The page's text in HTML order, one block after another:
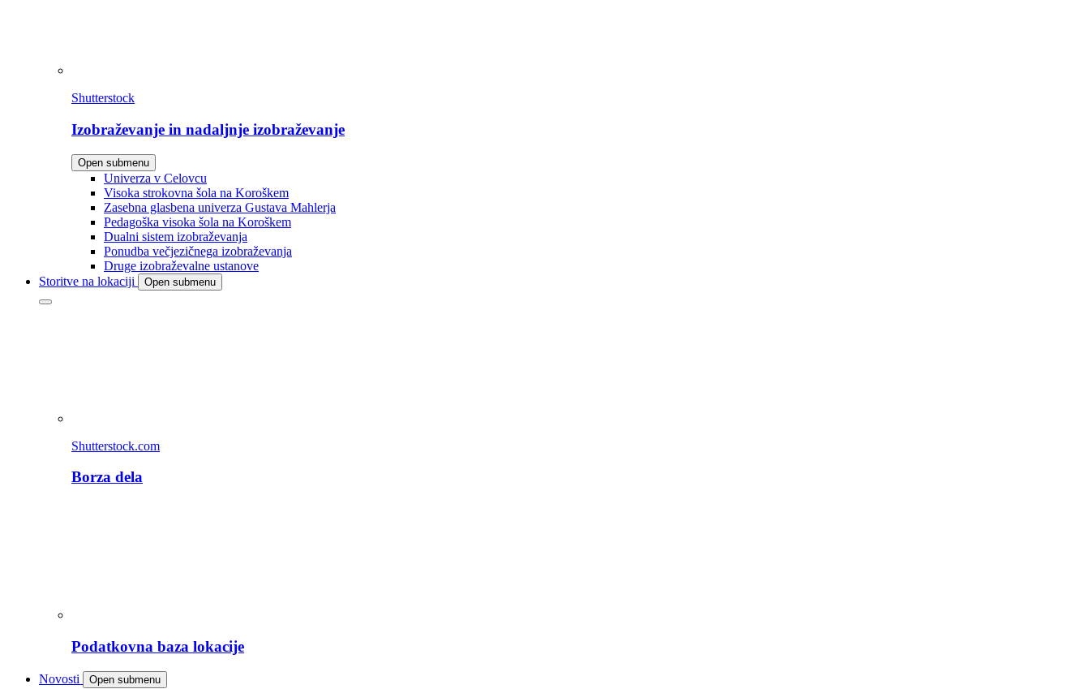
Shutterstock
Izobraževanje in nadaljnje izobraževanje
Open submenu
Univerza v Celovcu
Visoka strokovna šola na Koroškem
Zasebna glasbena univerza Gustava Mahlerja
Pedagoška visoka šola na Koroškem
Dualni sistem izobraževanja
Ponudba večjezičnega izobraževanja
Druge izobraževalne ustanove
Storitve na lokaciji
Open submenu
Shutterstock.com
Borza dela
Podatkovna baza lokacije
Novosti Open submenu